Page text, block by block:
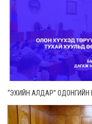
“ЭХИЙН АЛДАР” ОДОНГИЙН